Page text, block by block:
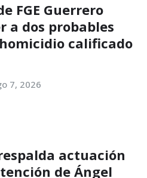
FGE Guerrero
a dos probables
calificado
7, 2026
actuación
de Ángel